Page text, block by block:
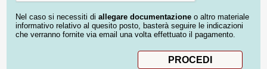
Nel caso si necessiti di allegare documentazione o altro materiale
informativo relativo al quesito posto, basterà seguire le indicazioni
che verranno fornite via email una volta effettuato il pagamento.